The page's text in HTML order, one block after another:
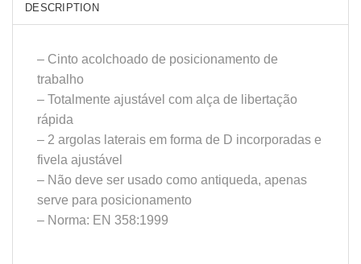
DESCRIPTION
– Cinto acolchoado de posicionamento de
trabalho
– Totalmente ajustável com alça de libertação
rápida
– 2 argolas laterais em forma de D incorporadas e
fivela ajustável
– Não deve ser usado como antiqueda, apenas
serve para posicionamento
– Norma: EN 358:1999